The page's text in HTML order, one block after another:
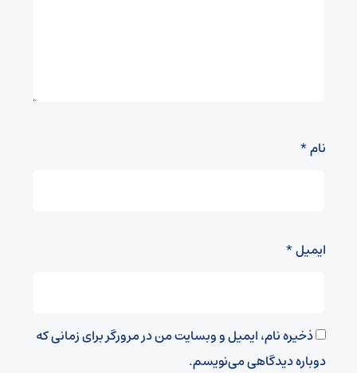
نام*
ایمیل*
ذخیره نام، ایمیل و وبسایت من در مرورگر برای زمانی که
دوباره دیدگاهی می‌نویسم.